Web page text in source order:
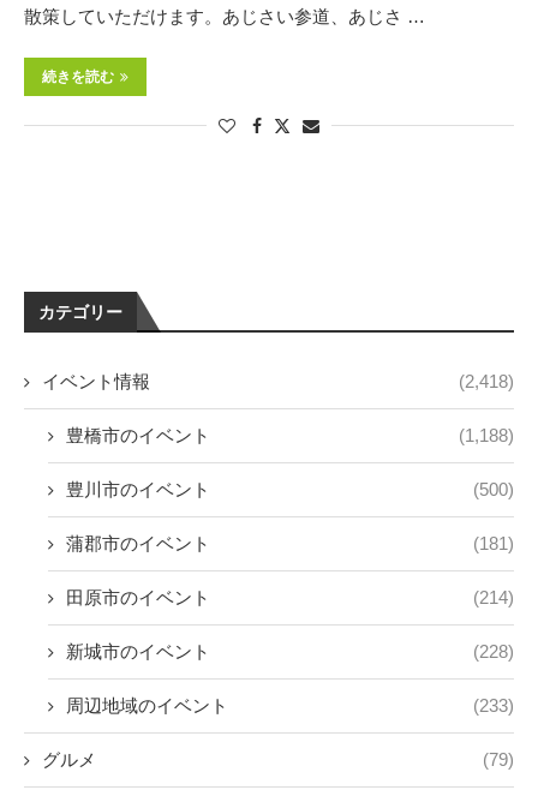
散策していただけます。あじさい参道、あじさ …
続きを読む
カテゴリー
イベント情報 (2,418)
豊橋市のイベント (1,188)
豊川市のイベント (500)
蒲郡市のイベント (181)
田原市のイベント (214)
新城市のイベント (228)
周辺地域のイベント (233)
グルメ (79)